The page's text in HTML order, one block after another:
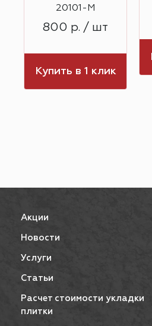
20101-М
800 р. / шт
Купить в 1 клик
Акции
Новости
Услуги
Статьи
Расчет стоимости укладки
плитки